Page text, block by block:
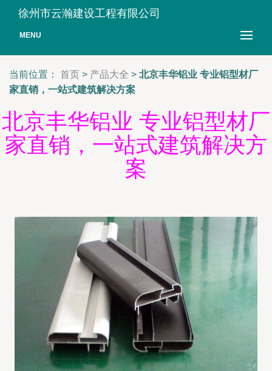
徐州市云瀚建设工程有限公司
MENU
当前位置： 首页 > 产品大全 > 北京丰华铝业 专业铝型材厂
家直销，一站式建筑解决方案
北京丰华铝业 专业铝型材厂
家直销，一站式建筑解决方
案